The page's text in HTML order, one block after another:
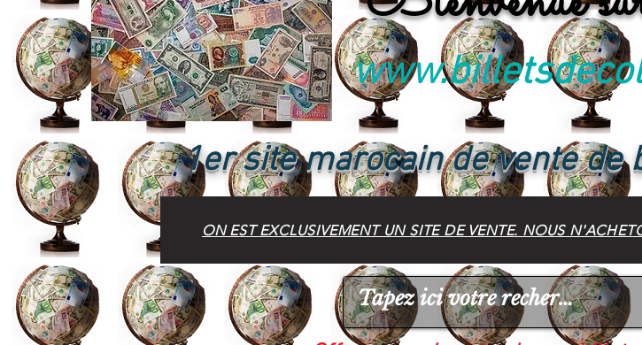
1er site marocain de vente de
ON EST EXCLUSIVEMENT UN SITE DE VENTE. NOUS